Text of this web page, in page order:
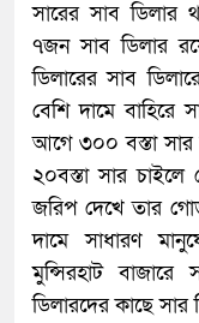
সারের সাব ডিলার
৭জন সাব ডিলার
ডিলারের সাব
বেশি দামে বাহিরে
আগে ৩০০ বস্তা
২০বস্তা সার
জরিপ দেখে তার
দামে সাধারণ
মুন্সিরহাট
ডিলারদের কাছে সার